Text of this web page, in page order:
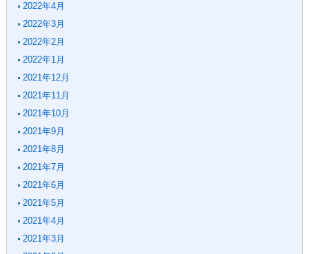
2022年4月
2022年3月
2022年2月
2022年1月
2021年12月
2021年11月
2021年10月
2021年9月
2021年8月
2021年7月
2021年6月
2021年5月
2021年4月
2021年3月